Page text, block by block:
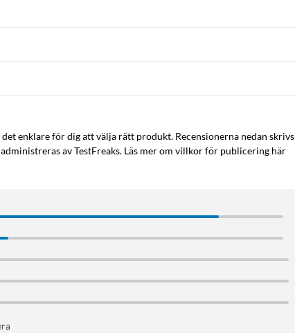
enklare för dig att välja rätt produkt. Recensionerna nedan skrivs
av TestFreaks. Läs mer om villkor för publicering här